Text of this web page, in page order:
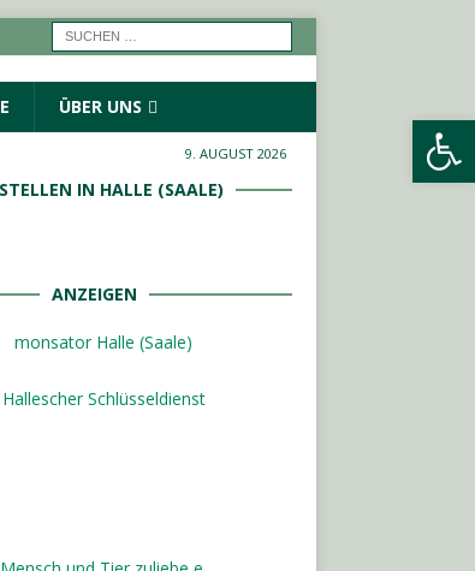
ÜBER UNS
9. AUGUST 2026
IN HALLE (SAALE)
ANZEIGEN
Werkzeugleiste öffnen